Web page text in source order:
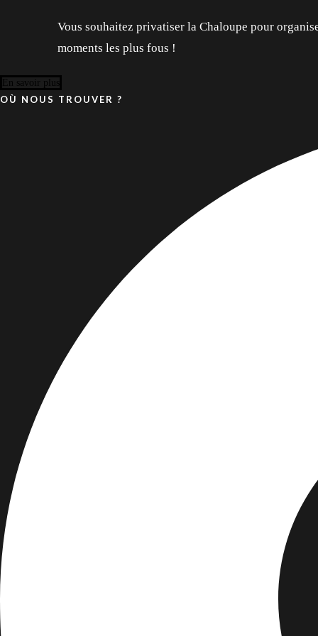
4 Av. des Cavaliers, 64600 Anglet
Vous souhaitez privatiser la Chaloupe pour
moments les plus fous !
En savoir plus
OÙ NOUS TROUVER ?